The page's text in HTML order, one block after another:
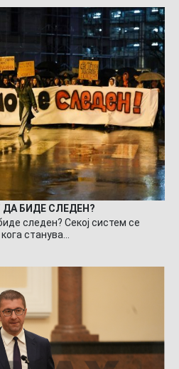
БИДЕ СЛЕДЕН?
следен? Секој систем се
станува…